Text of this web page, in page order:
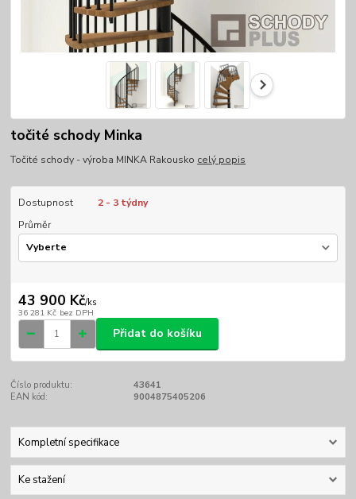
točité schody Minka
Točité schody - výroba MINKA Rakousko celý popis
Dostupnost
2 - 3 týdny
Průměr
43 900 Kč/ks
36 281 Kč bez DPH
Přidat do košíku
Číslo produktu:
43641
EAN kód:
9004875405206
Kompletní specifikace
Ke stažení